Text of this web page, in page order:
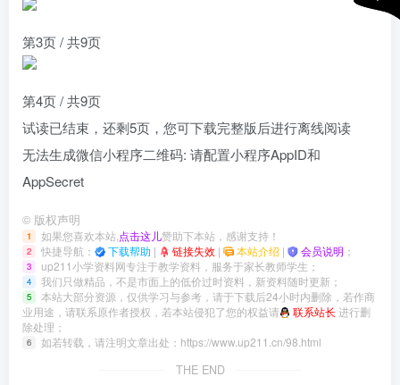
第3页 / 共9页
第4页 / 共9页
试读已结束，还剩5页，您可下载完整版后进行离线阅读
无法生成微信小程序二维码: 请配置小程序AppID和
AppSecret
© 版权声明
1 如果您喜欢本站, 点击这儿赞助下本站，感谢支持！
2 快捷导航： 下载帮助 | 链接失效 | 本站介绍 | 会员说明 ；
3 up211小学资料网专注于教学资料，服务于家长教师学生；
4 我们只做精品，不是市面上的低价过时资料，新资料随时更新；
5
本站大部分资源，仅供学习与参考，请于下载后24小时内删除，若作商
业用途，请联系原作者授权，若本站侵犯了您的权益请
联系站长 进行删
除处理；
6 如若转载，请注明文章出处： https://www.up211.cn/98.html
THE END